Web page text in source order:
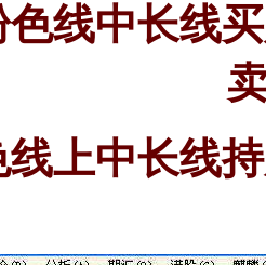
线中长线
上中长线